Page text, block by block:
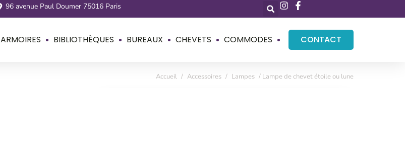
96 avenue Paul Doumer 75016 Paris
ARMOIRES BIBLIOTHÈQUES BUREAUX CHEVETS COMMODES CONTACT
Accueil / Accessoires / Lampes / Lampe de chevet étoile ou lune